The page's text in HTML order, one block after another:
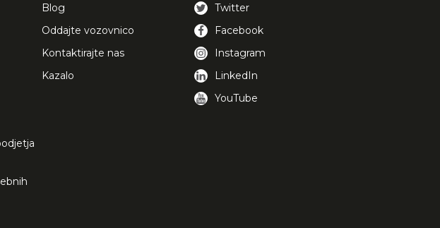
Blog
Oddajte vozovnico
Kontaktirajte nas
Kazalo
Twitter
Facebook
Instagram
LinkedIn
YouTube